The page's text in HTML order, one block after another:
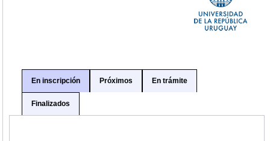
En inscripción Próximos En trámite
Finalizados